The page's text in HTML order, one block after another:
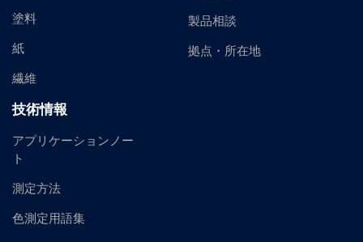
塗料
紙
繊維
技術情報
アプリケーションノー
ト
測定方法
色測定用語集
製品相談
拠点・所在地